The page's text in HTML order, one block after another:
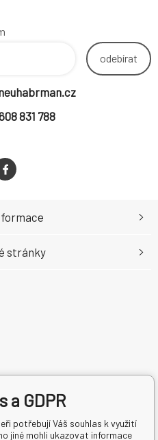
odebírat
831 788
stránky
a GDPR
potřebují Váš souhlas k využití
jiné mohli ukazovat informace